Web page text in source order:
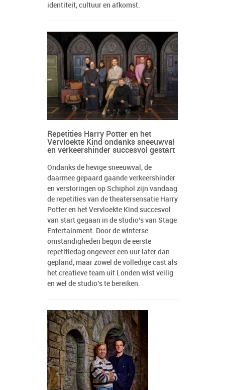
identiteit, cultuur en afkomst.
Repetities Harry Potter en het
Vervloekte Kind ondanks sneeuwval
en verkeershinder succesvol gestart
Ondanks de hevige sneeuwval, de
daarmee gepaard gaande verkeershinder
en verstoringen op Schiphol zijn vandaag
de repetities van de theatersensatie Harry
Potter en het Vervloekte Kind succesvol
van start gegaan in de studio’s van Stage
Entertainment. Door de winterse
omstandigheden begon de eerste
repetitiedag ongeveer een uur later dan
gepland, maar zowel de volledige cast als
het creatieve team uit Londen wist veilig
en wel de studio’s te bereiken.